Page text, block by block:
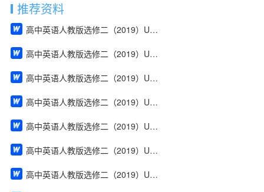
推荐资料
高中英语人教版选修二（2019）Unit 1 Build up your vocabulary（教案）
高中英语人教版选修二（2019）Unit 4 Using Language（教案）
高中英语人教版选修二（2019）Unit 2 Using Language（教案）
高中英语人教版选修二（2019）Unit 2 Reading and Thinking（教案）
高中英语人教版选修二（2019）Unit 2 Discover useful structures（教案）
高中英语人教版选修二（2019）Unit 2 Build up your vocabulary（教案）
高中英语人教版选修二（2019）Unit 2 Assessing Your Progress & Project（教案）